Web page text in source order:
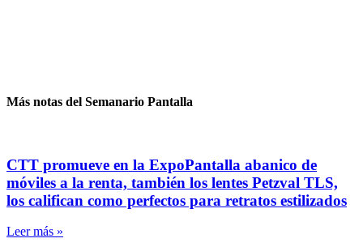
Más notas del Semanario Pantalla
CTT promueve en la ExpoPantalla abanico de
móviles a la renta, también los lentes Petzval TLS,
los califican como perfectos para retratos estilizados
Leer más »